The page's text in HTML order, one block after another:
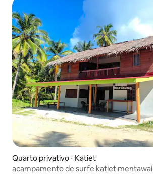
Quarto privativo ⋅ Katiet
acampamento de surfe katiet mentawai